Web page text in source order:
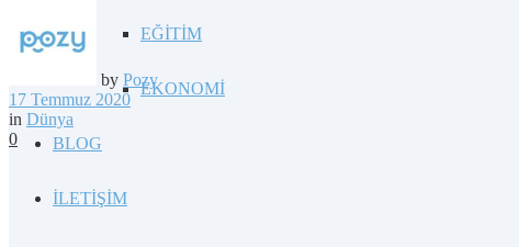
EĞİTİM
EKONOMİ
BLOG
İLETİŞİM
by Pozy
17 Temmuz 2020
in Dünya
0